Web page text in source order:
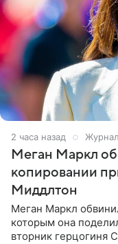
2 часа назад
Меган Маркл
копировании
Миддлтон
Меган Маркл
которым она
вторник герцогиня